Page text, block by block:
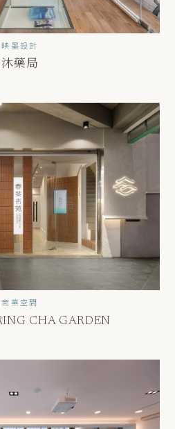
映墨設計
沐藥局
商業空間
CHA GARDEN